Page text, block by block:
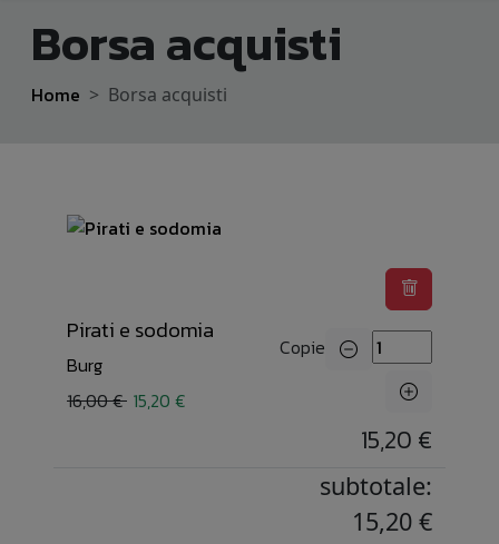
Borsa acquisti
Home Borsa acquisti
Pirati e sodomia
Burg
16,00 € 15,20 €
Copie
15,20 €
subtotale:
15,20 €